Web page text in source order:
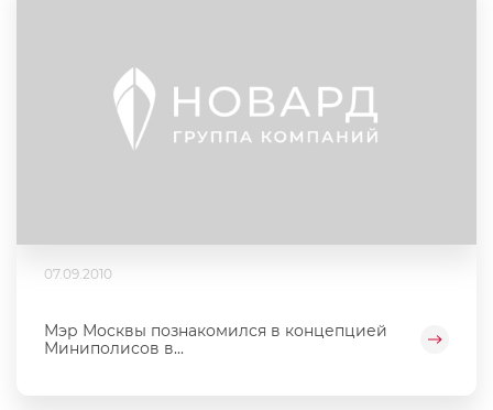
07.09.2010
Мэр Москвы познакомился в концепцией
Миниполисов в...